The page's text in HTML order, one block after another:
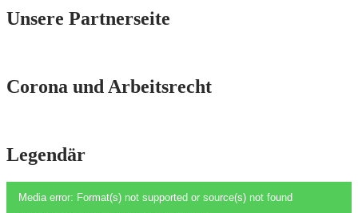
Unsere Partnerseite
Corona und Arbeitsrecht
Legendär
Player
Media error: Format(s) not supported or source(s) not found